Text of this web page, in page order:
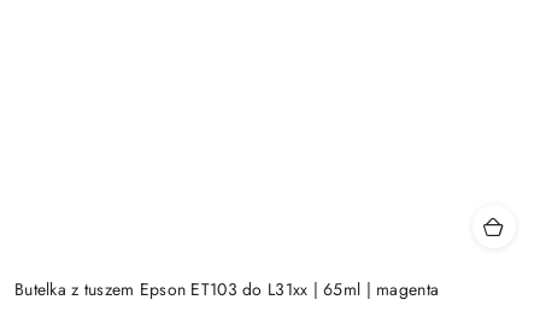
Butelka z tuszem Epson ET103 do L31xx | 65ml | magenta